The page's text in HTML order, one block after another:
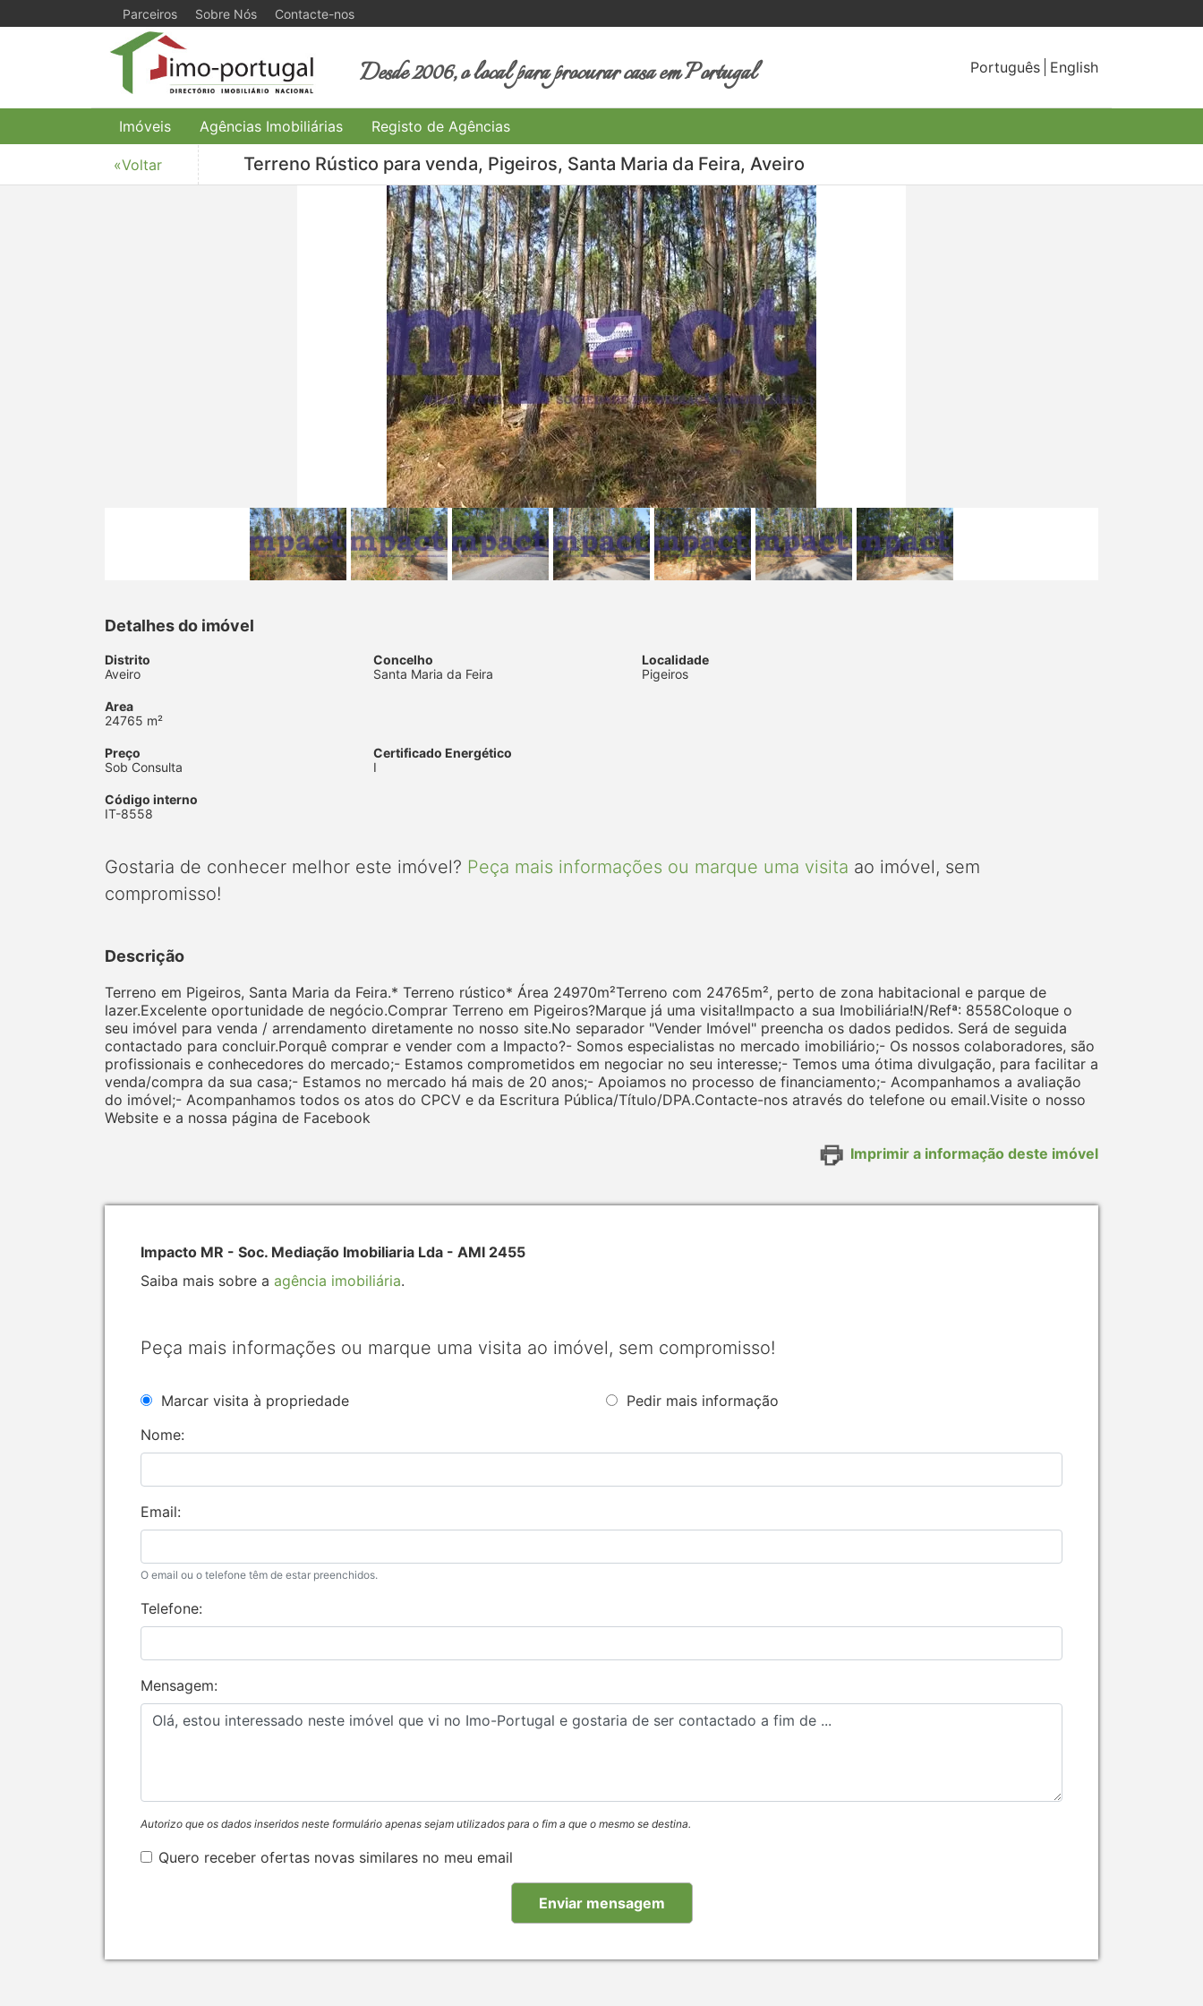
Parceiros Sobre Nós Contacte-nos
Desde 2006, o local para procurar casa em Portugal Português English
Imóveis Agências Imobiliárias Registo de Agências
«Voltar Terreno Rústico para venda, Pigeiros, Santa Maria da Feira, Aveiro
Detalhes do imóvel
Distrito
Aveiro
Concelho
Santa Maria da Feira
Localidade
Pigeiros
Area
24765 m²
Preço
Sob Consulta
Certificado Energético
I
Código interno
IT-8558
Gostaria de conhecer melhor este imóvel? Peça mais informações ou marque uma visita ao imóvel, sem
compromisso!
Descrição
Terreno em Pigeiros, Santa Maria da Feira.* Terreno rústico* Área 24970m²Terreno com 24765m², perto de zona habitacional e parque de
lazer.Excelente oportunidade de negócio.Comprar Terreno em Pigeiros?Marque já uma visita!Impacto a sua Imobiliária!N/Refª: 8558Coloque o
seu imóvel para venda / arrendamento diretamente no nosso site.No separador "Vender Imóvel" preencha os dados pedidos. Será de seguida
contactado para concluir.Porquê comprar e vender com a Impacto?- Somos especialistas no mercado imobiliário;- Os nossos colaboradores, são
profissionais e conhecedores do mercado;- Estamos comprometidos em negociar no seu interesse;- Temos uma ótima divulgação, para facilitar a
venda/compra da sua casa;- Estamos no mercado há mais de 20 anos;- Apoiamos no processo de financiamento;- Acompanhamos a avaliação
do imóvel;- Acompanhamos todos os atos do CPCV e da Escritura Pública/Título/DPA.Contacte-nos através do telefone ou email.Visite o nosso
Website e a nossa página de Facebook
Imprimir a informação deste imóvel
Impacto MR - Soc. Mediação Imobiliaria Lda - AMI 2455
Saiba mais sobre a agência imobiliária.
Peça mais informações ou marque uma visita ao imóvel, sem compromisso!
Marcar visita à propriedade
Pedir mais informação
Nome:
Email:
O email ou o telefone têm de estar preenchidos.
Telefone:
Mensagem:
Autorizo que os dados inseridos neste formulário apenas sejam utilizados para o fim a que o mesmo se destina.
Quero receber ofertas novas similares no meu email